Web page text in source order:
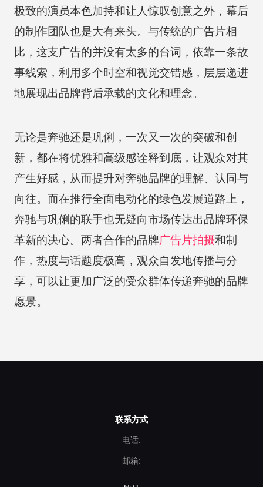
极致的演员本色加持和让人惊叹创意之外，幕后
的制作团队也是大有来头。与传统的广告片相
比，这支广告的并没有太多的台词，依靠一条故
事线索，利用多个时空和视觉交错感，层层递进
地展现出品牌背后承载的文化和理念。
无论是奔驰还是巩俐，一次又一次的突破和创
新，都在将优雅和高级感诠释到底，让观众对其
产生好感，从而提升对奔驰品牌的理解、认同与
向往。而在推行全面电动化的绿色发展道路上，
奔驰与巩俐的联手也无疑向市场传达出品牌环保
革新的决心。两者合作的品牌广告片拍摄和制
作，热度与话题度极高，观众自发地传播与分
享，可以让更加广泛的受众群体传递奔驰的品牌
愿景。
联系方式
电话:
邮箱: